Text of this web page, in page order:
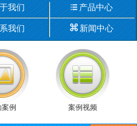
我们 产品中心
我们 新闻中心
案例 案例视频